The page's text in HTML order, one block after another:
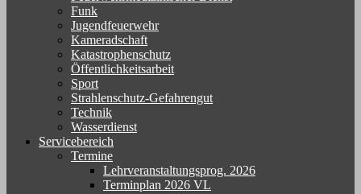
Funk
Jugendfeuerwehr
Kameradschaft
Katastrophenschutz
Öffentlichkeitsarbeit
Sport
Strahlenschutz-Gefahrengut
Technik
Wasserdienst
Servicebereich
Termine
Lehrveranstaltungsprog. 2026
Terminplan 2026 VL